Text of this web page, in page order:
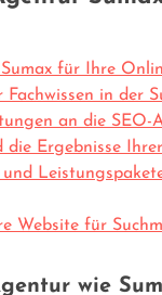
für Ihre
in der
an die SEO-
Ergebnisse
Website für
wie